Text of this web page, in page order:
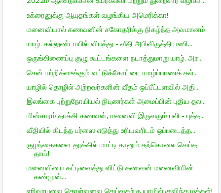
உக்ரைனுக்கு ஆயுதங்கள் வழங்கிய அமெரிக்கா!
மனைவியால் கணவனின் சகோதரிக்கு நிகழ்ந்த அவமானம்
யாழ். கல்லுண்டாயில் விபத்து - வீதி அபிவிருத்தி பணி...
ஒருங்கிணைப்பு குழு கூட்டங்களை நடாத்துமாறு யாழ். அர...
சென் பற்றிக்ஸுக்கும் வட்டுக்கோட்டை யாழ்ப்பாணக் கல்...
யாழில் தொழில் அற்றவர்களின் வீதம் ஒப்பீட்டளவில் அதி...
இலங்கை புற்றுநோயியல் நிபுணர்கள் அமைப்பின் புதிய தல...
மின்சாரம் தாக்கி கணவன், மனைவி இருவரும் பலி - புத்த...
வீதியில் கிடந்த பர்ஸை எடுத்து உரியவரிடம் ஒப்படைத்த...
குழந்தைகளை தூக்கில் மாட்டி தானும் தற்கொலை செய்த
தாய்!
மனைவியை கட்டிவைத்து விட்டு கணவன் மனைவியின்
கண்முன்...
எரிவாயுவை கொள்வனவு செய்வதற்கு யாழில் குவிந்த மக்கள்!